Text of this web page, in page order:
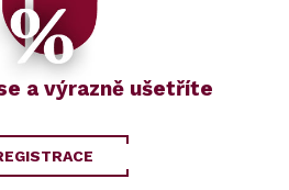
a výrazně ušetříte